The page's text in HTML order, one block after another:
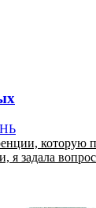
которую
я задала